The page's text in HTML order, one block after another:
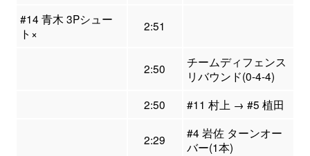
#14 青木 3Pシュー
ト×
2:51
2:50
チームディフェンス
リバウンド(0-4-4)
2:50
#11 村上 → #5 植田
2:29
#4 岩佐 ターンオー
バー(1本)